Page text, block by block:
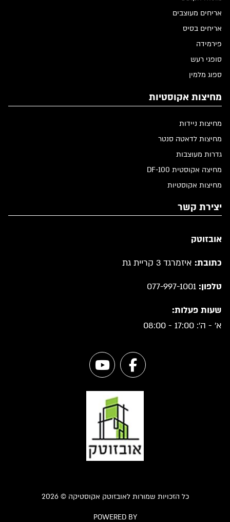
אריחים מעוצבים
אריחים בסיס
פירמידה
סופגי רעש
ספוג מלמין
מחיצות אקוסטיות
מחיצות ניידות
מחיצות לדאטה סנטר
גדרות מעוצבות
מחיצה אקוסטית DF-100
מחיצות אקוסטיות
יצירת קשר
אובזוטק
כתובת: איזמרגד 3 קריית גת
טלפון: 077-997-1001
שעות פעלות:
א' - ה': 17:00 - 08:00
כל הזכויות שמורות לאובזוטק אקוסטיקה © 2026
POWERED BY